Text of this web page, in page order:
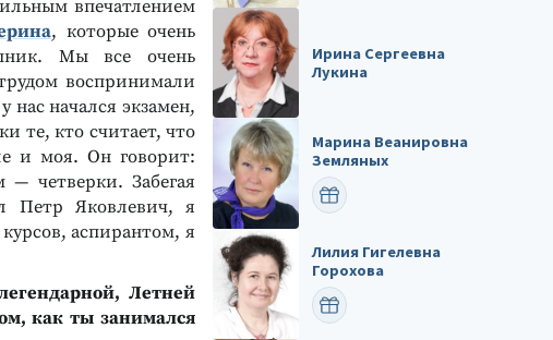
впечатлением
, которые очень
Мы все очень
воспринимали
начался экзамен,
те, кто считает, что
и моя. Он говорит:
четверки. Забегая
Петр Яковлевич, я
аспирантом, я
Летней
как ты занимался
Ирина Сергеевна
Лукина
Марина Веанировна
Земляных
ПОЗДРАВИТЬ
Лилия Гигелевна
Горохова
ПОЗДРАВИТЬ